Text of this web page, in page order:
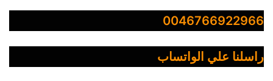
0046766922966
راسلنا علي الواتساب